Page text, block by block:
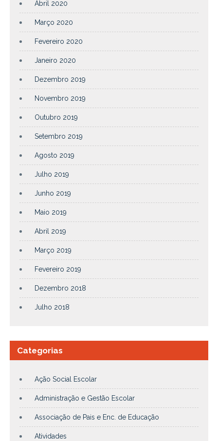
Abril 2020
Março 2020
Fevereiro 2020
Janeiro 2020
Dezembro 2019
Novembro 2019
Outubro 2019
Setembro 2019
Agosto 2019
Julho 2019
Junho 2019
Maio 2019
Abril 2019
Março 2019
Fevereiro 2019
Dezembro 2018
Julho 2018
Categorias
Ação Social Escolar
Administração e Gestão Escolar
Associação de Pais e Enc. de Educação
Atividades